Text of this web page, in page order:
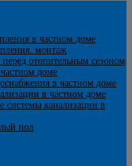
в частном доме
монтаж
отопительным сезоном
доме
в частном доме
в частном доме
канализации в
пол